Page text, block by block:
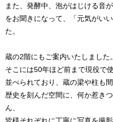
また、発酵中、泡がはじける音
をお聞きになって、「元気がい
た。
蔵の2階にもご案内いたしました。
そこには50年ほど前まで現役で
並べられており、蔵の梁や柱も
歴史を刻んだ空間に、何か惹き
ん、